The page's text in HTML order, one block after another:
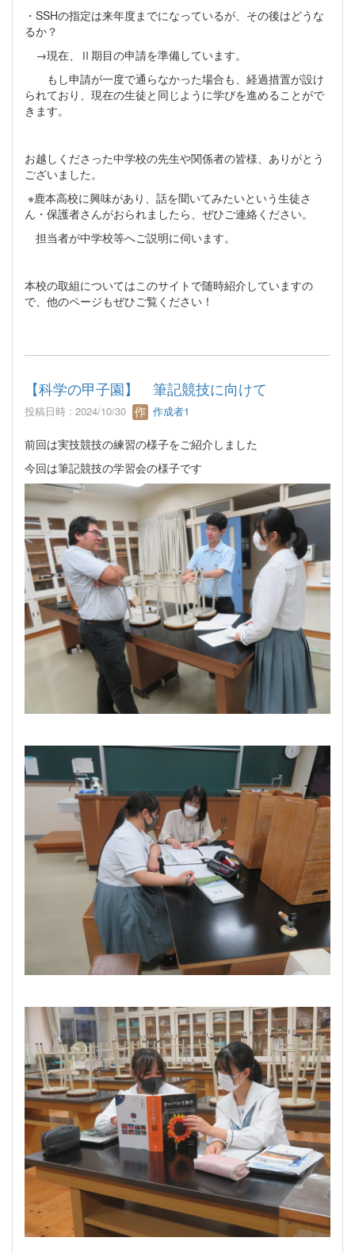
・SSHの指定は来年度までになっているが、その後はどうな
るか？
→現在、Ⅱ期目の申請を準備しています。
もし申請が一度で通らなかった場合も、経過措置が設け
られており、現在の生徒と同じように学びを進めることがで
きます。
お越しくださった中学校の先生や関係者の皆様、ありがとう
ございました。
※鹿本高校に興味があり、話を聞いてみたいという生徒さ
ん・保護者さんがおられましたら、ぜひご連絡ください。
担当者が中学校等へご説明に伺います。
本校の取組についてはこのサイトで随時紹介していますの
で、他のページもぜひご覧ください！
【科学の甲子園】 筆記競技に向けて
投稿日時 : 2024/10/30 作成者1
前回は実技競技の練習の様子をご紹介しました
今回は筆記競技の学習会の様子です